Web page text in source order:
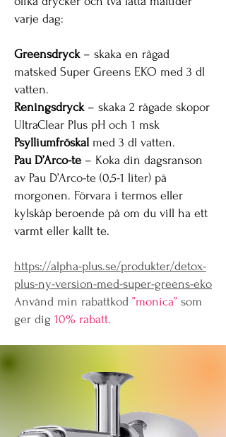
varje dag:
Greensdryck– skaka en rågad
matsked Super Greens EKO med 3 dl
vatten.
Reningsdryck– skaka 2 rågade skopor
UltraClear Plus pH och 1 msk
Psylliumfröskal med 3 dl vatten.
Pau D’Arco-te – Koka din dagsranson
av Pau D’Arco-te (0,5-1 liter) på
morgonen. Förvara i termos eller
kylskåp beroende på om du vill ha ett
varmt eller kallt te.
https://alpha-plus.se/produkter/detox-
plus-ny-version-med-super-greens-eko
Använd min rabattkod ”monica” som
ger dig 10% rabatt.